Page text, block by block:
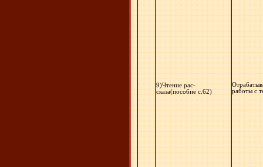
9)Чтение рас-
сказа(пособие с.62)
работы с